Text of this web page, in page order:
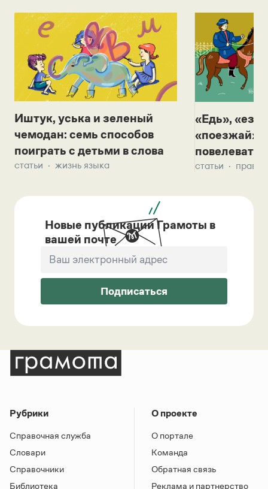
Иштук, уська и зеленый
чемодан: семь способов
поиграть с детьми в слова
статьи жизнь языка
«Едь»,
«поезжай»?
повелевать
статьи
Новые публикации Грамоты в
вашей почте
Подписаться
Рубрики
Справочная служба
Словари
Справочники
Библиотека
О проекте
О портале
Команда
Обратная связь
Реклама и партнерство